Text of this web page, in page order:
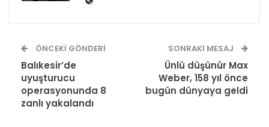
ÖNCEKI GÖNDERI
Balıkesir’de
uyuşturucu
operasyonunda 8
zanlı yakalandı
SONRAKI MESAJ
Ünlü düşünür Max
Weber, 158 yıl önce
bugün dünyaya geldi